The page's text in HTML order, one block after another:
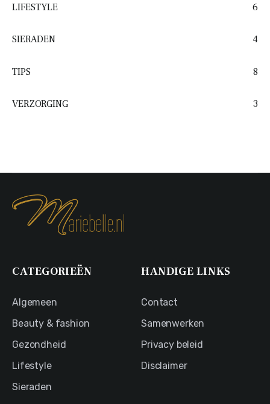
LIFESTYLE 6
SIERADEN 4
TIPS 8
VERZORGING 3
CATEGORIEËN
Algemeen
Beauty & fashion
Gezondheid
Lifestyle
Sieraden
HANDIGE LINKS
Contact
Samenwerken
Privacy beleid
Disclaimer